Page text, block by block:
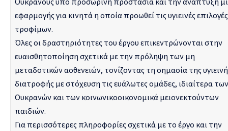
εφαρμογής για κινητά η οποία προωθεί τις υγιεινές επιλογές
τροφίμων.
Όλες οι δραστηριότητες του έργου επικεντρώνονται στην
ευαισθητοποίηση σχετικά με την πρόληψη των μη
μεταδοτικών ασθενειών, τονίζοντας τη σημασία της
διατροφής με στόχευση τις ευάλωτες ομάδες, ιδιαίτερα των
Ουκρανών και των κοινωνικοοικονομικά μειονεκτούντων
παιδιών.
Για περισσότερες πληροφορίες σχετικά με το έργο και την